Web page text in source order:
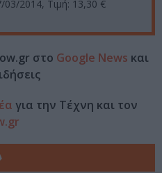
03/2014, Τιμή: 13,30 €
στο Google News και
για την Τέχνη και τον